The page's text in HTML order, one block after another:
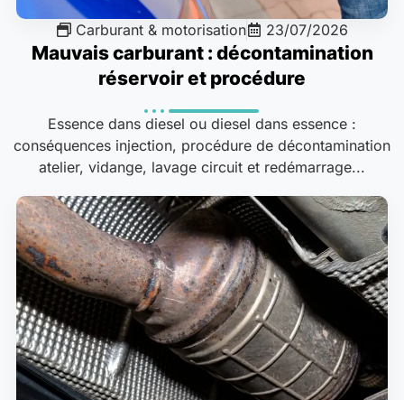
Carburant & motorisation 23/07/2026
Mauvais carburant : décontamination
réservoir et procédure
Essence dans diesel ou diesel dans essence :
conséquences injection, procédure de décontamination
atelier, vidange, lavage circuit et redémarrage...